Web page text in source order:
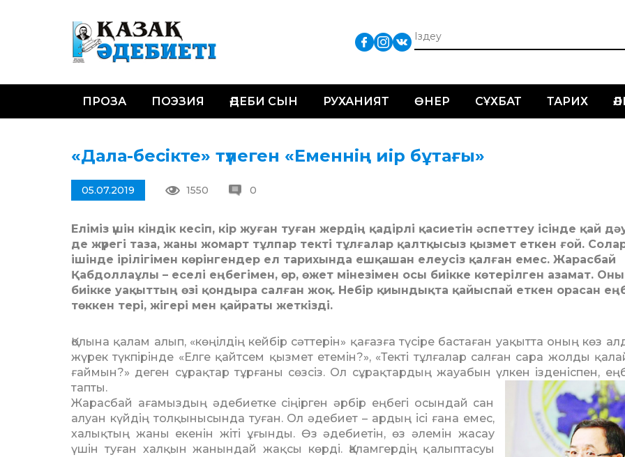
ПРОЗА ПОЭЗИЯ ӘДЕБИ СЫН РУХАНИЯТ ӨНЕР СҰХБАТ ТАРИХ
«Дала-бесікте» түлеген «Еменнің иір бұтағы»
05.07.2019 1550 0
Еліміз үшін кіндік кесіп, кір жуған туған жердің қадірлі қасиетін әспеттеу ісін­де қай
де жүрегі таза, жаны жомарт тұлпар текті тұлғалар қалтқысыз қызмет еткен ғой.
ішінде ірілігімен көрінгендер ел тарихында ешқашан елеусіз қалған емес. Жарасбай
Қабдоллаұлы – еселі еңбегімен, өр, өжет мінезімен осы биікке көтерілген азамат.
биікке уақыттың өзі қондыра салған жоқ. Небір қиындықта қайыспай еткен орасан
төккен тері, жігері мен қайраты жеткізді.
олына қалам алып, «көңілдің кейбір сәттерін» қағазға түсіре бастаған уақытта оның көз
жүрек түкпірінде «Елге қайтсем қызмет етемін?», «Текті тұлғалар салған сара жолды
ғаймын?» деген сұрақтар тұрғаны сөзсіз. Ол сұрақтар­дың жауабын үлкен ізденіспен,
тапты.
Жарасбай ағамыздың әдебиет­ке сіңірген әрбір еңбегі осындай сан
алуан күйдің толқынысында туған. Ол әдебиет – ардың ісі ғана емес,
халықтың жаны екенін жіті ұғынды. Өз әдебиетін, өз әлемін жасау
үшін туған халқын жанындай жақсы көрді. Қаламгердің қалыптасуы